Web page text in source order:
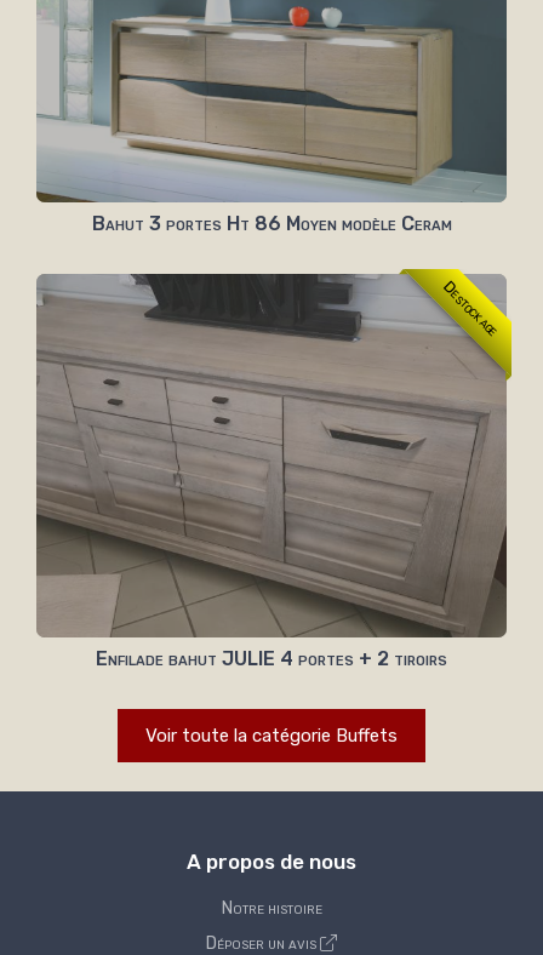
Bahut 3 portes Ht 86 Moyen modèle Ceram
Destockage
Enfilade bahut JULIE 4 portes + 2 tiroirs
Voir toute la catégorie Buffets
A propos de nous
Notre histoire
Déposer un avis